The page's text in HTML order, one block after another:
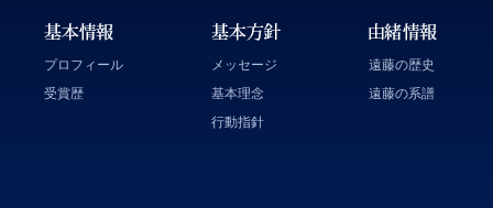
プロフィール
受賞歴
メッセージ
基本理念
行動指針
遠藤の歴史
遠藤の系譜